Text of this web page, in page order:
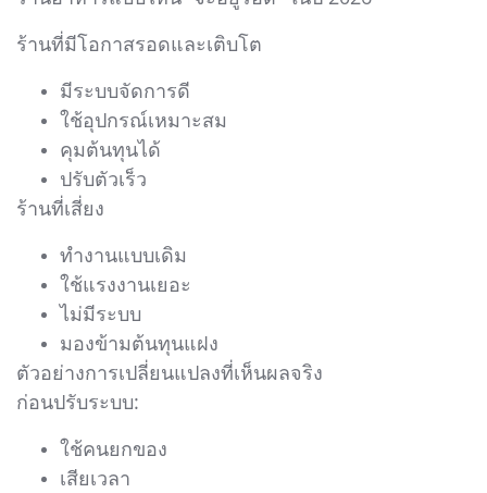
ร้านที่มีโอกาสรอดและเติบโต
มีระบบจัดการดี
ใช้อุปกรณ์เหมาะสม
คุมต้นทุนได้
ปรับตัวเร็ว
ร้านที่เสี่ยง
ทำงานแบบเดิม
ใช้แรงงานเยอะ
ไม่มีระบบ
มองข้ามต้นทุนแฝง
ตัวอย่างการเปลี่ยนแปลงที่เห็นผลจริง
ก่อนปรับระบบ:
ใช้คนยกของ
เสียเวลา